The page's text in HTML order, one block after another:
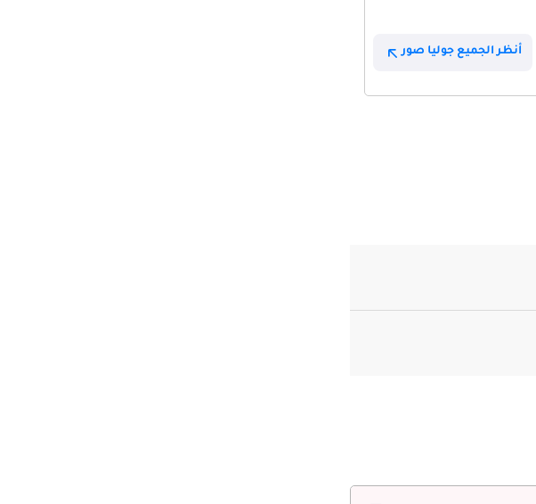
أنظر الجميع جوليا صور